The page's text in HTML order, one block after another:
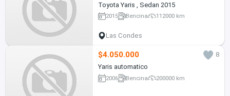
Toyota Yaris , Sedan 2015
2015 Bencina 112000 km
Las Condes
$4.050.000
8
Yaris automatico
2006 Bencina 200000 km